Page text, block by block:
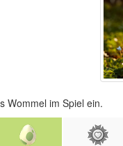
Wommel im Spiel ein.​